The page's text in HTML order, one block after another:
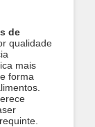
de
qualidade
mais
forma